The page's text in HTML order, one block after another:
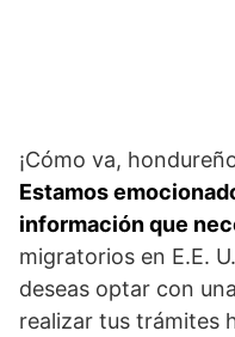
¡Cómo va,
Estamos
información que
migratorios en E.E.
deseas optar con
realizar tus trámites